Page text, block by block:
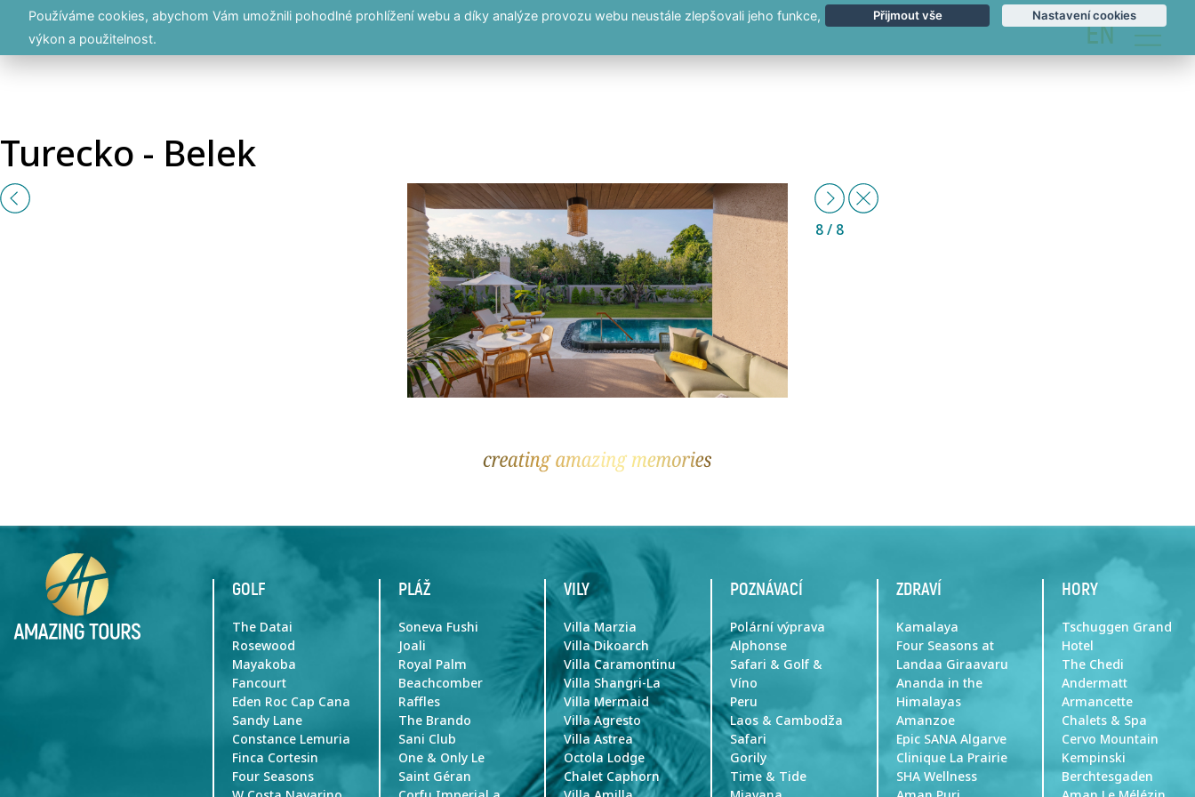
EN
Turecko - Belek
Previous
Další
8/ 8
Zpět
GOLF
The Datai
Rosewood
Mayakoba
Fancourt
Eden Roc Cap Cana
Sandy Lane
Constance Lemuria
Finca Cortesin
Four Seasons
PLÁŽ
Soneva Fushi
Joali
Royal Palm
Beachcomber
Raffles
The Brando
Sani Club
One & Only Le
Saint Géran
VILY
Villa Marzia
Villa Dikoarch
Villa Caramontinu
Villa Shangri-La
Villa Mermaid
Villa Agresto
Villa Astrea
Octola Lodge
Chalet Caphorn
POZNÁVACÍ
Polární výprava
Alphonse
Safari & Golf &
Víno
Peru
Laos & Cambodža
Safari
Gorily
Time & Tide
ZDRAVÍ
Kamalaya
Four Seasons at
Landaa Giraavaru
Ananda in the
Himalayas
Amanzoe
Epic SANA Algarve
Clinique La Prairie
SHA Wellness
HORY
Tschuggen Grand
Hotel
The Chedi
Andermatt
Armancette
Chalets & Spa
Cervo Mountain
Kempinski
Berchtesgaden
Používáme cookies, abychom Vám umožnili pohodlné prohlížení webu a díky analýze provozu webu neustále zlepšovali jeho funkce,
výkon a použitelnost.
Přijmout vše Nastavení cookies